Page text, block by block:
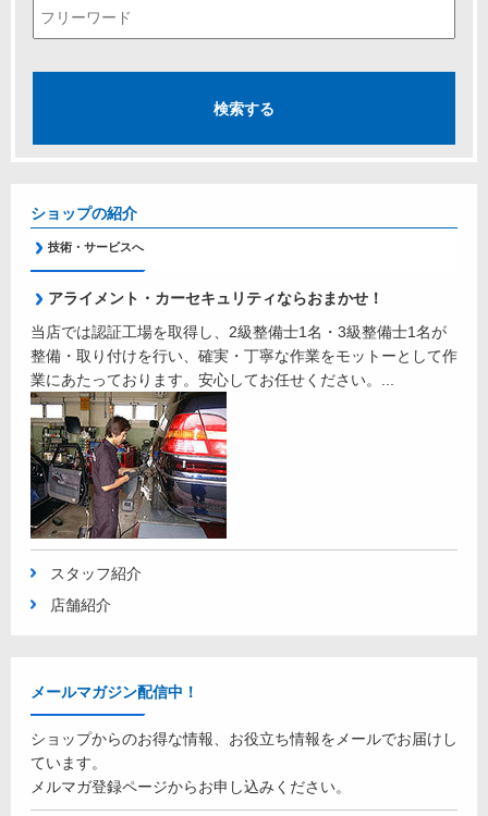
ショップの紹介
技術・サービスへ
アライメント・カーセキュリティならおまかせ！
当店では認証工場を取得し、2級整備士1名・3級整備士1名が
整備・取り付けを行い、確実・丁寧な作業をモットーとして作
業にあたっております。安心してお任せください。...
スタッフ紹介
店舗紹介
メールマガジン配信中！
ショップからのお得な情報、お役立ち情報をメールでお届けし
ています。
メルマガ登録ページからお申し込みください。